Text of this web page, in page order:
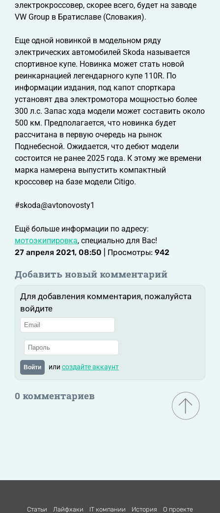
электрокроссовер, скорее всего, будет на заводе
VW Group в Братиславе (Словакия).
Еще одной новинкой в модельном ряду
электрических автомобилей Skoda называется
спортивное купе. Новинка может стать новой
реинкарнацией легендарного купе 110R. По
информации издания, под капот спорткара
установят два электромотора мощностью более
300 л.с. Запас хода модели может составить около
500 км. Предполагается, что новинка будет
рассчитана в первую очередь на рынок
Поднебесной. Ожидается, что дебют модели
состоится не ранее 2025 года. К этому же времени
марка намерена выпустить компактный
кроссовер на базе модели Citigo.
#skoda@avtonovosty1
Ещё больше информации по адресу:
мотоэкипировка, специально для Вас!
27 апреля 2021, 08:50 | Просмотры: 942
Добавить новый комментарий
Для добавления комментария, пожалуйста
войдите
Войти или создайте аккаунт
0 комментариев
Статьи Лайфхаки IT компании История О проекте